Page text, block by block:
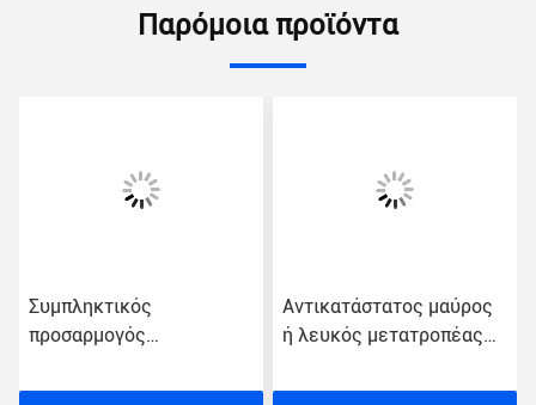
Παρόμοια προϊόντα
Συμπληκτικός
προσαρμογός
ρεύματος με
Αντικατάστατος μαύρος
ή λευκός μετατροπέας
θήκη